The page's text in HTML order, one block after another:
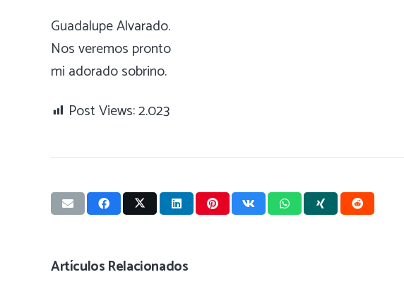
Guadalupe Alvarado.
Nos veremos pronto
mi adorado sobrino.
Post Views:2.023
Artículos Relacionados